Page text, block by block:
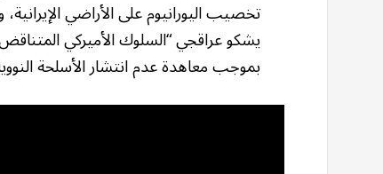
تخصيب اليورانيوم على الأراضي
يشكو عراقجي “السلوك الأميركي
بموجب معاهدة عدم انتشار الأسلحة